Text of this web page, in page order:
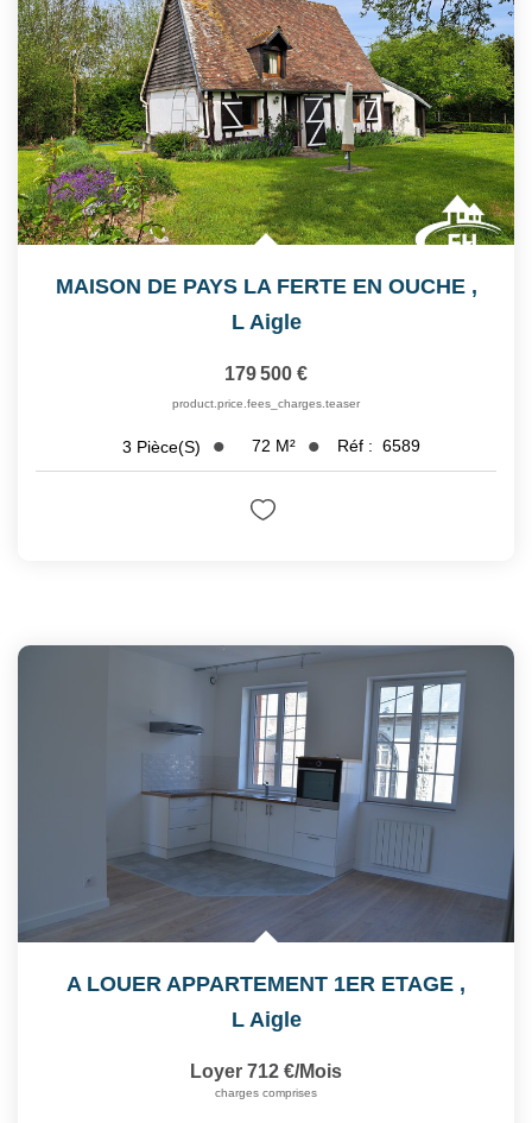
MAISON DE PAYS LA FERTE EN OUCHE ,
L Aigle
179 500 €
product.price.fees_charges.teaser
3 Pièce(s) 72 M² Réf : 6589
A LOUER APPARTEMENT 1ER ETAGE ,
L Aigle
Loyer 712 €/mois
charges comprises